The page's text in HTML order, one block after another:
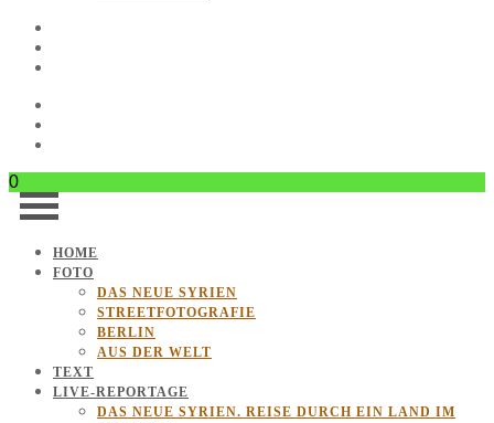
0
HOME
FOTO
DAS NEUE SYRIEN
STREETFOTOGRAFIE
BERLIN
AUS DER WELT
TEXT
LIVE-REPORTAGE
DAS NEUE SYRIEN. REISE DURCH EIN LAND IM